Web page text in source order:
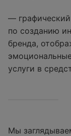
— графический
по созданию
бренда,
услуги в
Мы